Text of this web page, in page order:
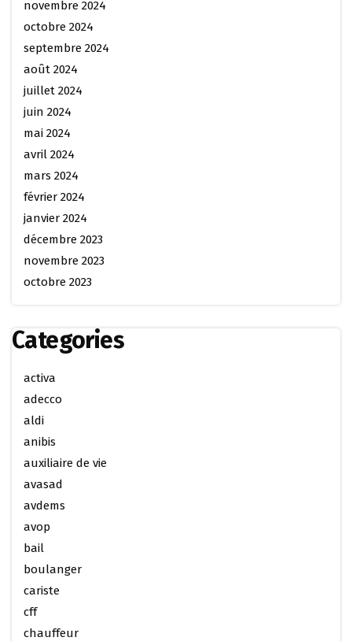
novembre 2024
octobre 2024
septembre 2024
août 2024
juillet 2024
juin 2024
mai 2024
avril 2024
mars 2024
février 2024
janvier 2024
décembre 2023
novembre 2023
octobre 2023
Categories
activa
adecco
aldi
anibis
auxiliaire de vie
avasad
avdems
avop
bail
boulanger
cariste
cff
chauffeur